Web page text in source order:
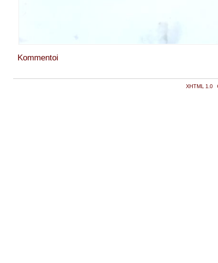
Kommentoi
XHTML 1.0